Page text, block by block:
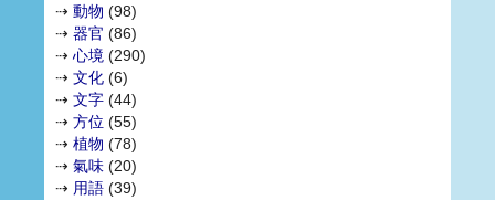
⇢ 動物 (98)
⇢ 器官 (86)
⇢ 心境 (290)
⇢ 文化 (6)
⇢ 文字 (44)
⇢ 方位 (55)
⇢ 植物 (78)
⇢ 氣味 (20)
⇢ 用語 (39)